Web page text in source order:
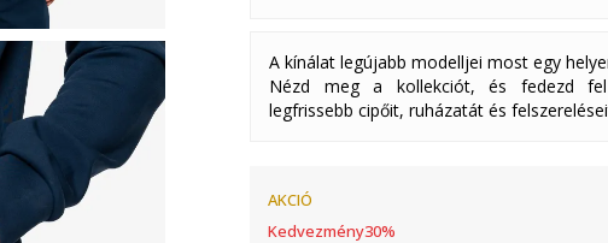
A kínálat legújabb modelljei most egy
Nézd meg a kollekciót, és fedezd
legfrissebb cipőit, ruházatát és
AKCIÓ
Kedvezmény30%